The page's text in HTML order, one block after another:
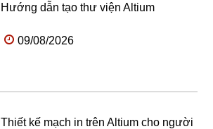
Hướng dẫn tạo thư viện Altium
09/08/2026
Thiết kế mạch in trên Altium cho người